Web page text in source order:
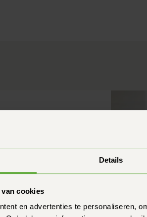
Details
cookies
en advertenties te personaliseren,